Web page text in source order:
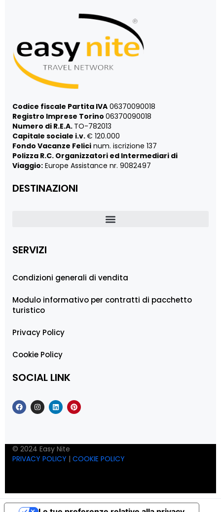
Codice fiscale Partita IVA 06370090018
Registro Imprese Torino 06370090018
Numero di R.E.A. TO-782013
Capitale sociale i.v.€ 120.000
Fondo Vacanze Felici num. iscrizione 137
Polizza R.C. Organizzatori ed Intermediari di
Viaggio: Europe Assistance nr. 9082497
DESTINAZIONI
SERVIZI
Condizioni generali di vendita
Modulo informativo per contratti di pacchetto
turistico
Privacy Policy
Cookie Policy
SOCIAL LINK
© 2024 Easy Nite
PRIVACY POLICY | COOKIE POLICY